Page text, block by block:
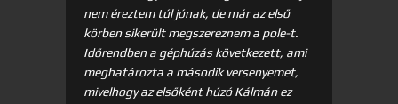
nem éreztem túl jónak, de már az első
körben sikerült megszereznem a pole-t.
Időrendben a géphúzás következett, ami
meghatározta a második versenyemet,
mivelhogy az elsőként húzó Kálmán ez